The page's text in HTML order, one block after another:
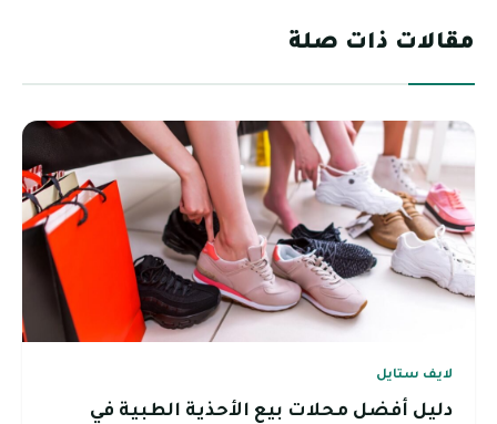
مقالات ذات صلة
لايف ستايل
دليل أفضل محلات بيع الأحذية الطبية في